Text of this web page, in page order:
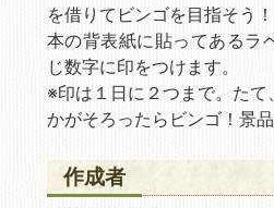
を借りてビンゴを目指そう！
本の背表紙に貼ってあるラ
じ数字に印をつけます。
※印は１日に２つまで。た
かがそろったらビンゴ！景
作成者